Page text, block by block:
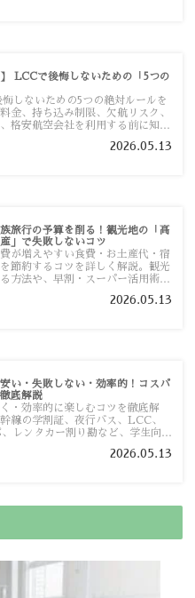
】 LCCで後悔しないための「5つの
しないための5つの絶対ルールを
金、持ち込み制限、欠航リスク、
格安航空会社を利用する前に知っ
2026.05.13
族旅行の予算を削る！観光地の「高
」で失敗しないコツ
が増えやすい食費・お土産代・宿
節約するコツを詳しく解説。観光
方法や、早割・スーパー活用術、
2026.05.13
安い・失敗しない・効率的！コスパ
底解説
・効率的に楽しむコツを徹底解
線の学割証、夜行バス、LCC、
レンタカー割り勘など、学生向け
2026.05.13